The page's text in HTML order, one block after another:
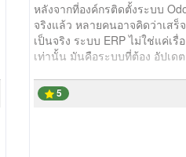
หลังจากที่องค์กรติดตั้งระบบ
จริงแล้ว หลายคนอาจคิดว่าเสร็
เป็นจริง ระบบ ERP ไม่ใช่แค่เรื่
เท่านั้น มันคือระบบที่ต้อง อัปเด
5